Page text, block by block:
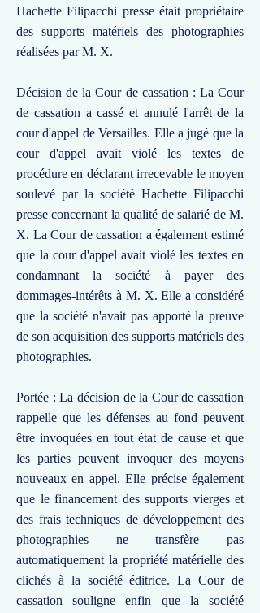
Hachette Filipacchi presse était propriétaire
des supports matériels des photographies
réalisées par M. X.
Décision de la Cour de cassation : La Cour
de cassation a cassé et annulé l'arrêt de la
cour d'appel de Versailles. Elle a jugé que la
cour d'appel avait violé les textes de
procédure en déclarant irrecevable le moyen
soulevé par la société Hachette Filipacchi
presse concernant la qualité de salarié de M.
X. La Cour de cassation a également estimé
que la cour d'appel avait violé les textes en
condamnant la société à payer des
dommages-intérêts à M. X. Elle a considéré
que la société n'avait pas apporté la preuve
de son acquisition des supports matériels des
photographies.
Portée : La décision de la Cour de cassation
rappelle que les défenses au fond peuvent
être invoquées en tout état de cause et que
les parties peuvent invoquer des moyens
nouveaux en appel. Elle précise également
que le financement des supports vierges et
des frais techniques de développement des
photographies ne transfère pas
automatiquement la propriété matérielle des
clichés à la société éditrice. La Cour de
cassation souligne enfin que la société